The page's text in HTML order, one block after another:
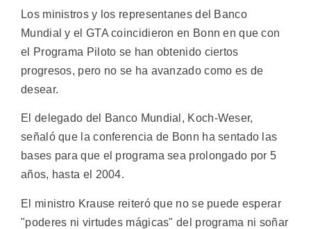
Los ministros y los representanes del Banco
Mundial y el GTA coincidieron en Bonn en que con
el Programa Piloto se han obtenido ciertos
progresos, pero no se ha avanzado como es de
desear.
El delegado del Banco Mundial, Koch-Weser,
señaló que la conferencia de Bonn ha sentado las
bases para que el programa sea prolongado por 5
años, hasta el 2004.
El ministro Krause reiteró que no se puede esperar
"poderes ni virtudes mágicas" del programa ni soñar